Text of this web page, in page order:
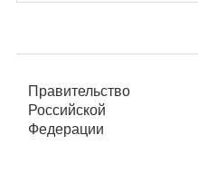
Правительство
Российской
Федерации